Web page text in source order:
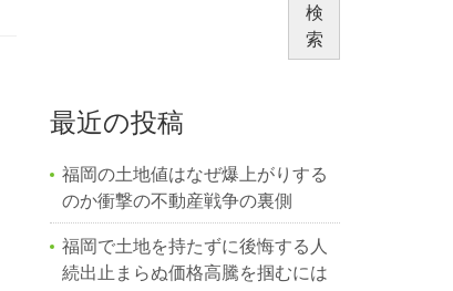
検
索
最近の投稿
福岡の土地値はなぜ爆上がりする
のか衝撃の不動産戦争の裏側
福岡で土地を持たずに後悔する人
続出止まらぬ価格高騰を掴むには